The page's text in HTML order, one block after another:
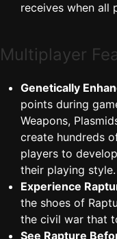
receives when all
Multiplayer
Genetically
points during
Weapons,
create hundreds
players to
their playing style.
Experience
the shoes of
the civil war that
See Rapture